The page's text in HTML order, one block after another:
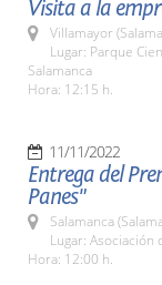
Visita a la
Villamayor
Lugar: Parque
Salamanca
Hora: 12:15 h.
11/11/2022
Entrega del
Panes"
Salamanca
Lugar: Asociación
Hora: 12:00 h.